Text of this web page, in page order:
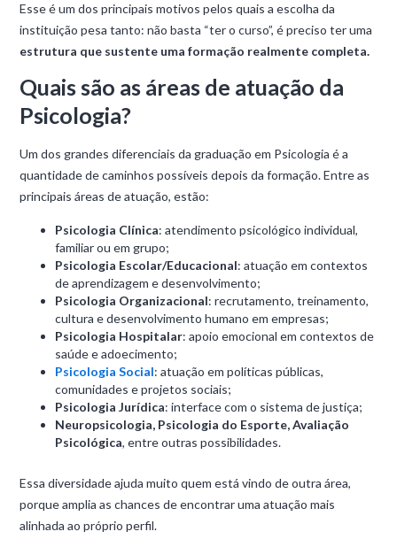
Esse é um dos principais motivos pelos quais a escolha da
instituição pesa tanto: não basta “ter o curso”, é preciso ter uma
estrutura que sustente uma formação realmente completa.
Quais são as áreas de atuação da
Psicologia?
Um dos grandes diferenciais da graduação em Psicologia é a
quantidade de caminhos possíveis depois da formação. Entre as
principais áreas de atuação, estão:
Psicologia Clínica: atendimento psicológico individual,
familiar ou em grupo;
Psicologia Escolar/Educacional: atuação em contextos
de aprendizagem e desenvolvimento;
Psicologia Organizacional: recrutamento, treinamento,
cultura e desenvolvimento humano em empresas;
Psicologia Hospitalar: apoio emocional em contextos de
saúde e adoecimento;
Psicologia Social: atuação em políticas públicas,
comunidades e projetos sociais;
Psicologia Jurídica: interface com o sistema de justiça;
Neuropsicologia, Psicologia do Esporte, Avaliação
Psicológica, entre outras possibilidades.
Essa diversidade ajuda muito quem está vindo de outra área,
porque amplia as chances de encontrar uma atuação mais
alinhada ao próprio perfil.